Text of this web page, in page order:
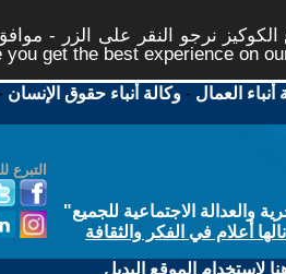
نرجو النقر على الزر -
get the best experience on
أنباء العمال -وكالة أنباء حقوق الإنسان
التبرع
الاجتماعية للجميع"
أعلام في الفكر والثقافة
لاستخدام الموقع البديل